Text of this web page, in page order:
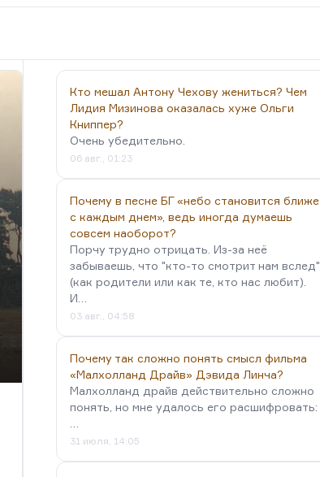
Кто мешал Антону Чехову жениться? Чем
Лидия Мизинова оказалась хуже Ольги
Книппер?
Очень убедительно.
06 авг., 01:23
Почему в песне БГ «небо становится ближе
с каждым днем», ведь иногда думаешь
совсем наоборот?
Порчу трудно отрицать. Из-за неё
забываешь, что "кто-то смотрит нам вслед"
(как родители или как те, кто нас любит).
И…
03 авг., 04:58
Почему так сложно понять смысл фильма
«Малхолланд Драйв» Дэвида Линча?
Малхолланд драйв действительно сложно
понять, но мне удалось его расшифровать:
31 июля, 14:05